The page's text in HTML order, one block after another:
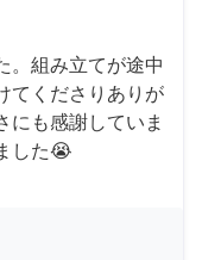
。組み立てが途中
てくださりありが
にも感謝していま
した😭